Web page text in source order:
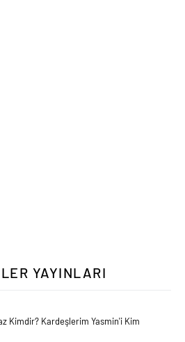
YAYINLARI
Kimdir? Kardeşlerim Yasmin'i Kim